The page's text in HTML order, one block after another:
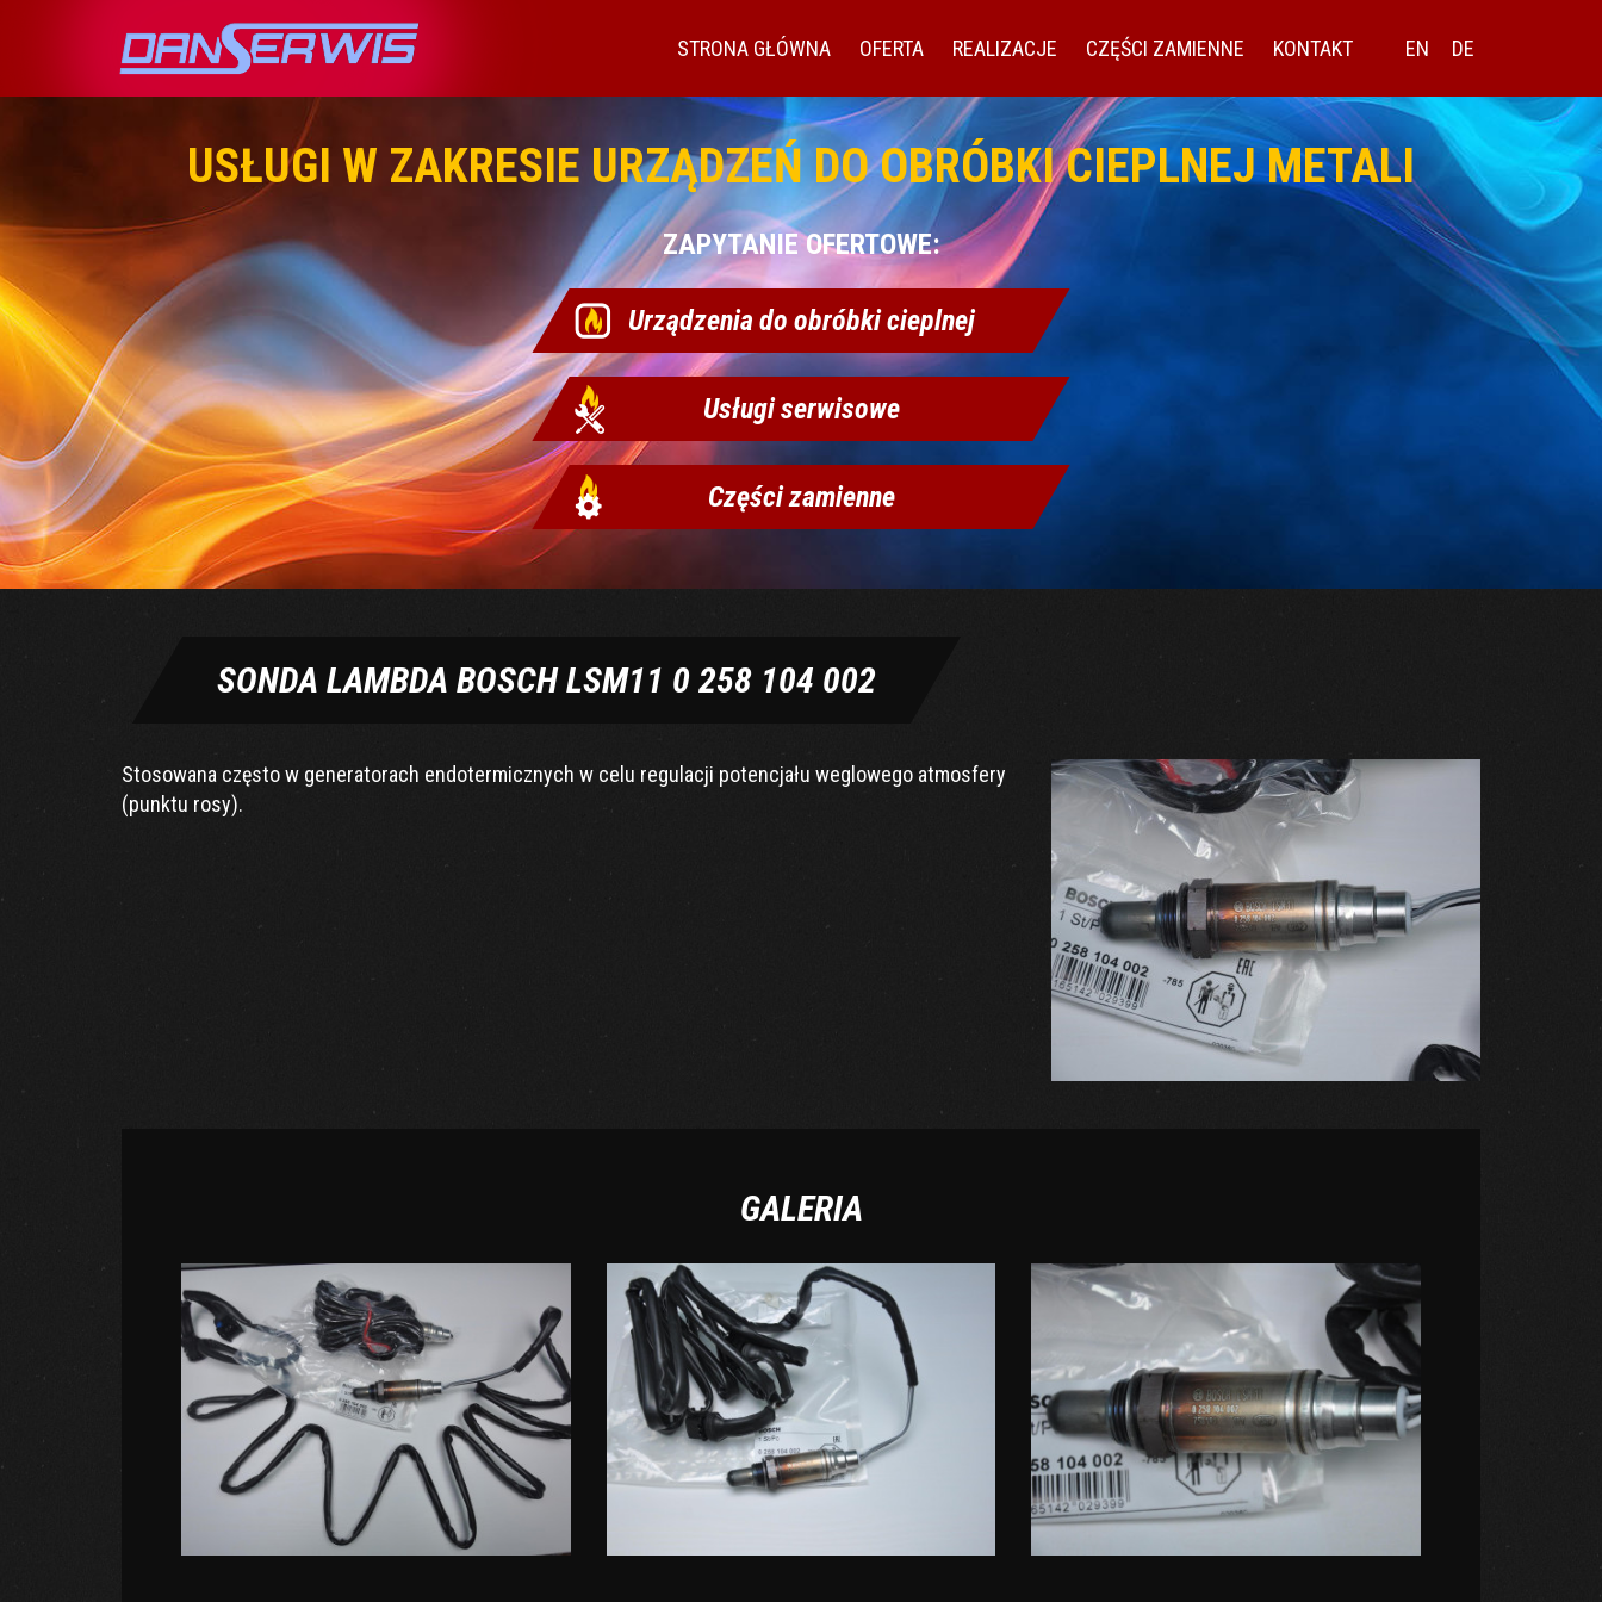
STRONA GŁÓWNA OFERTA REALIZACJE CZĘŚCI ZAMIENNE KONTAKT EN DE
USŁUGI W ZAKRESIE URZĄDZEŃ DO OBRÓBKI CIEPLNEJ METALI
ZAPYTANIE OFERTOWE:
Urządzenia do obróbki cieplnej
Usługi serwisowe
Części zamienne
SONDA LAMBDA BOSCH LSM11 0 258 104 002
Stosowana często w generatorach endotermicznych w celu regulacji potencjału weglowego atmosfery
(punktu rosy).
GALERIA